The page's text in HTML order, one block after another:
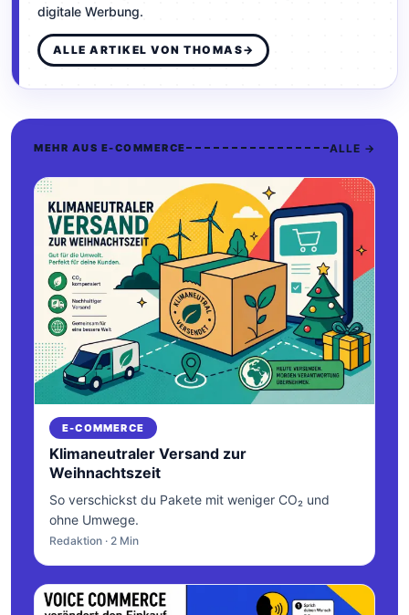
digitale Werbung.
ALLE ARTIKEL VON THOMAS→
MEHR AUS E-COMMERCE ALLE →
E-COMMERCE
Klimaneutraler Versand zur
Weihnachtszeit
So verschickst du Pakete mit weniger CO₂ und
ohne Umwege.
Redaktion · 2 Min